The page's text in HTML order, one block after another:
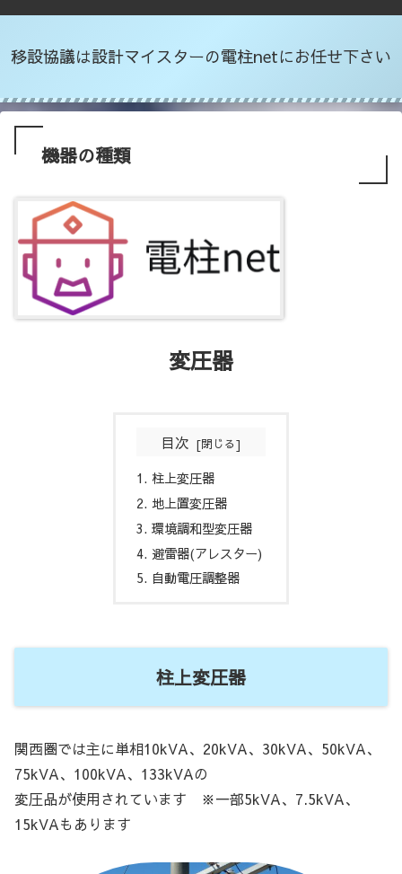
移設協議は設計マイスターの電柱netにお任せ下さい
機器の種類
変圧器
目次
柱上変圧器
地上置変圧器
環境調和型変圧器
避雷器(アレスター)
自動電圧調整器
柱上変圧器
関西圏では主に単相10kVA、20kVA、30kVA、50kVA、
75kVA、100kVA、133kVAの
変圧品が使用されています ※一部5kVA、7.5kVA、
15kVAもあります